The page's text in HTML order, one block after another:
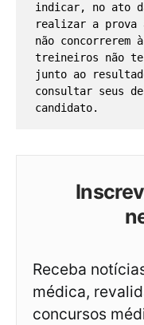
indicar, no ato
realizar a prova
não concorrerem
treineiros não
junto ao
consultar seus
candidato.
Receba
médica,
concursos